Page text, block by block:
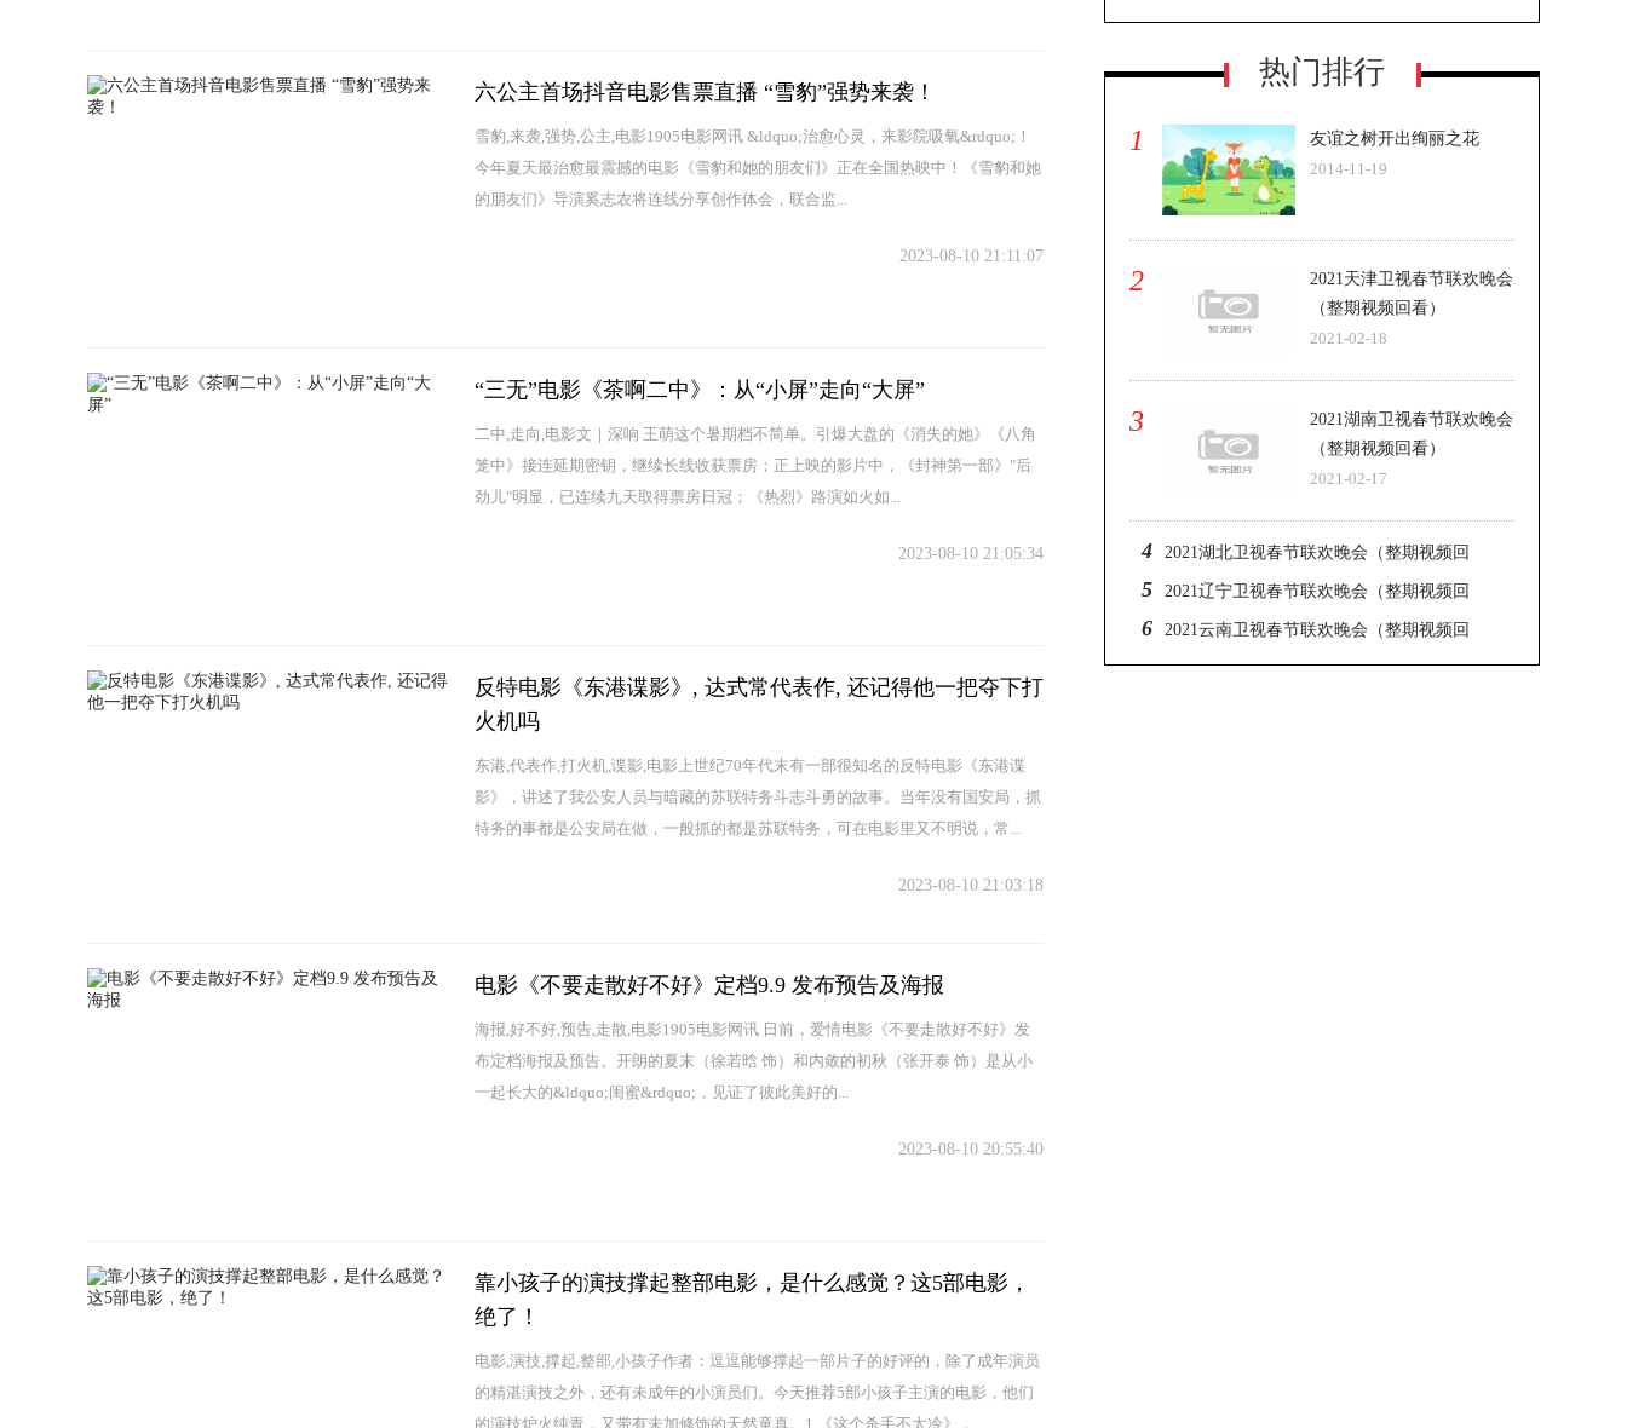
六公主首场抖音电影售票直播 “雪豹”强势来袭！
雪豹,来袭,强势,公主,电影1905电影网讯 &ldquo;治愈心灵，来影院吸氧&rdquo;！
今年夏天最治愈最震撼的电影《雪豹和她的朋友们》正在全国热映中！《雪豹和她
的朋友们》导演奚志农将连线分享创作体会，联合监...
2023-08-10 21:11:07
“三无”电影《茶啊二中》：从“小屏”走向“大屏”
二中,走向,电影文｜深响 王萌这个暑期档不简单。引爆大盘的《消失的她》《八角
笼中》接连延期密钥，继续长线收获票房；正上映的影片中，《封神第一部》"后
劲儿"明显，已连续九天取得票房日冠；《热烈》路演如火如...
2023-08-10 21:05:34
反特电影《东港谍影》, 达式常代表作, 还记得他一把夺下打
火机吗
东港,代表作,打火机,谍影,电影上世纪70年代末有一部很知名的反特电影《东港谍
影》，讲述了我公安人员与暗藏的苏联特务斗志斗勇的故事。当年没有国安局，抓
特务的事都是公安局在做，一般抓的都是苏联特务，可在电影里又不明说，常...
2023-08-10 21:03:18
电影《不要走散好不好》定档9.9 发布预告及海报
海报,好不好,预告,走散,电影1905电影网讯 日前，爱情电影《不要走散好不好》发
布定档海报及预告。开朗的夏末（徐若晗 饰）和内敛的初秋（张开泰 饰）是从小
一起长大的&ldquo;闺蜜&rdquo;，见证了彼此美好的...
2023-08-10 20:55:40
靠小孩子的演技撑起整部电影，是什么感觉？这5部电影，
绝了！
电影,演技,撑起,整部,小孩子作者：逗逗能够撑起一部片子的好评的，除了成年演员
的精湛演技之外，还有未成年的小演员们。今天推荐5部小孩子主演的电影，他们
的演技炉火纯青，又带有未加修饰的天然童真。1.《这个杀手不太冷》，...
热门排行
1
友谊之树开出绚丽之花
2014-11-19
2
2021天津卫视春节联欢晚会
（整期视频回看）
2021-02-18
3
2021湖南卫视春节联欢晚会
（整期视频回看）
2021-02-17
4 2021湖北卫视春节联欢晚会（整期视频回
看）
5 2021辽宁卫视春节联欢晚会（整期视频回
看）
6 2021云南卫视春节联欢晚会（整期视频回
看）